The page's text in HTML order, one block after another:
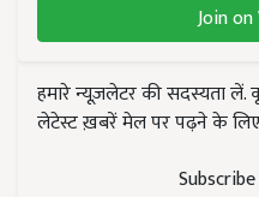
Join
हमारे न्यूज़लेटर की सदस्यता
लेटेस्ट ख़बरें मेल पर पढ़ने के